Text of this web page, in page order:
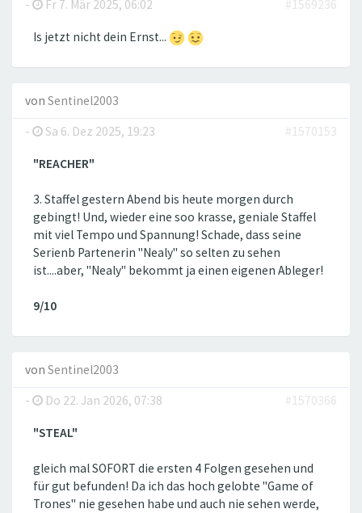
-
Fr 7. Mär 2025, 06:02 #1569236
Is jetzt nicht dein Ernst...
von Sentinel2003
-
Sa 6. Dez 2025, 19:23 #1570153
"REACHER"
3. Staffel gestern Abend bis heute morgen durch
gebingt! Und, wieder eine soo krasse, geniale Staffel
mit viel Tempo und Spannung! Schade, dass seine
Serienb Partenerin "Nealy" so selten zu sehen
ist....aber, "Nealy" bekommt ja einen eigenen Ableger!
9/10
von Sentinel2003
-
Do 22. Jan 2026, 07:38 #1570366
"STEAL"
gleich mal SOFORT die ersten 4 Folgen gesehen und
für gut befunden! Da ich das hoch gelobte "Game of
Trones" nie gesehen habe und auch nie sehen werde,